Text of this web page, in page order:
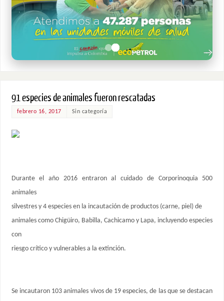
91 especies de animales fueron rescatadas
febrero 16, 2017 Sin categoría
Durante el año 2016 entraron al cuidado de Corporinoquia 500
animales
silvestres y 4 especies en la incautación de productos (carne, piel) de
animales como Chigüiro, Babilla, Cachicamo y Lapa, incluyendo especies
con
riesgo crítico y vulnerables a la extinción.
Se incautaron 103 animales vivos de 19 especies, de las que se destacan